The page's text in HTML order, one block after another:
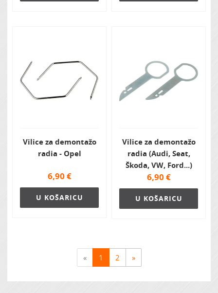
Vilice za demontažo
radia - Opel
6,90 €
U KOŠARICU
Vilice za demontažo
radia (Audi, Seat,
Škoda, VW, Ford...)
6,90 €
U KOŠARICU
« 1 2 »